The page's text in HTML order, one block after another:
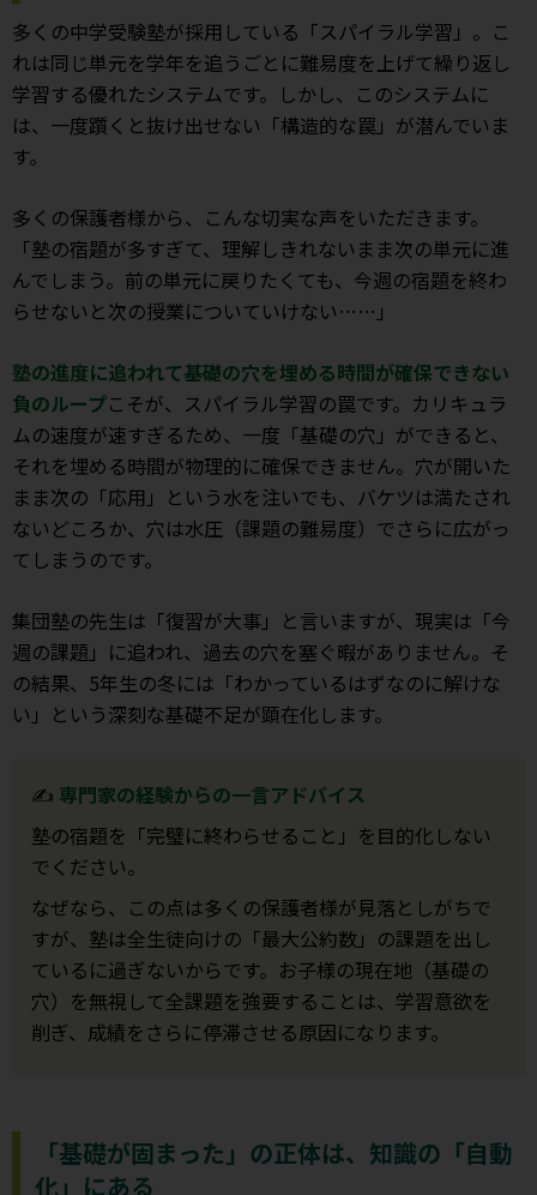
多くの中学受験塾が採用している「スパイラル学習」。こ
れは同じ単元を学年を追うごとに難易度を上げて繰り返し
学習する優れたシステムです。しかし、このシステムに
は、一度躓くと抜け出せない「構造的な罠」が潜んでいま
す。
多くの保護者様から、こんな切実な声をいただきます。
「塾の宿題が多すぎて、理解しきれないまま次の単元に進
んでしまう。前の単元に戻りたくても、今週の宿題を終わ
らせないと次の授業についていけない……」
塾の進度に追われて基礎の穴を埋める時間が確保できない
負のループこそが、スパイラル学習の罠です。カリキュラ
ムの速度が速すぎるため、一度「基礎の穴」ができると、
それを埋める時間が物理的に確保できません。穴が開いた
まま次の「応用」という水を注いでも、バケツは満たされ
ないどころか、穴は水圧（課題の難易度）でさらに広がっ
てしまうのです。
集団塾の先生は「復習が大事」と言いますが、現実は「今
週の課題」に追われ、過去の穴を塞ぐ暇がありません。そ
の結果、5年生の冬には「わかっているはずなのに解けな
い」という深刻な基礎不足が顕在化します。
✍️ 専門家の経験からの一言アドバイス
塾の宿題を「完璧に終わらせること」を目的化しない
でください。
なぜなら、この点は多くの保護者様が見落としがちで
すが、塾は全生徒向けの「最大公約数」の課題を出し
ているに過ぎないからです。お子様の現在地（基礎の
穴）を無視して全課題を強要することは、学習意欲を
削ぎ、成績をさらに停滞させる原因になります。
「基礎が固まった」の正体は、知識の「自動
化」にある